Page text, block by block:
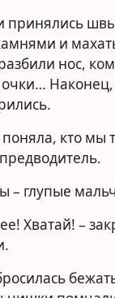
и
нос,
Наконец,
кто мы
– глупые
Хватай! –